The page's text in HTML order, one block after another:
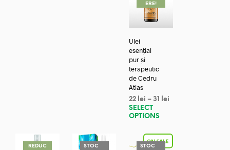
ERE!
Ulei
esențial
pur și
terapeutic
de Cedru
Atlas
22 lei –31
lei
SELECT
OPTIONS
REDUC
STOC
STOC